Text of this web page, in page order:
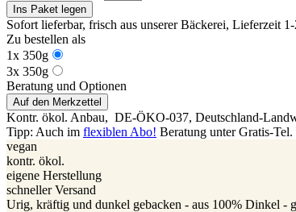
Ins Paket legen
Sofort lieferbar, frisch aus unserer Bäckerei, Lieferzeit
Zu bestellen als
1x 350g
3x 350g
Beratung und Optionen
Auf den Merkzettel
Kontr. ökol. Anbau, DE-ÖKO-037, Deutschland-
Tipp: Auch im flexiblen Abo! Beratung unter Gratis-
vegan
kontr. ökol.
eigene Herstellung
schneller Versand
Urig, kräftig und dunkel gebacken - aus 100% Dinkel -